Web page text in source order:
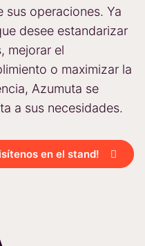
sus operaciones. Ya
desee estandarizar
mejorar el
o maximizar la
Azumuta se
a sus necesidades.
en el stand!